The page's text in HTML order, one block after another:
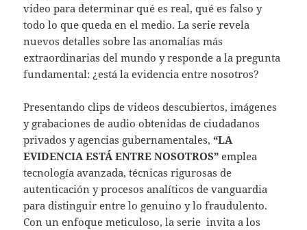
video para determinar qué es real, qué es falso y
todo lo que queda en el medio. La serie revela
nuevos detalles sobre las anomalías más
extraordinarias del mundo y responde a la pregunta
fundamental: ¿está la evidencia entre nosotros?
Presentando clips de videos descubiertos, imágenes
y grabaciones de audio obtenidas de ciudadanos
privados y agencias gubernamentales,“LA
EVIDENCIA ESTÁ ENTRE NOSOTROS”emplea
tecnología avanzada, técnicas rigurosas de
autenticación y procesos analíticos de vanguardia
para distinguir entre lo genuino y lo fraudulento.
Con un enfoque meticuloso, la serie invita a los